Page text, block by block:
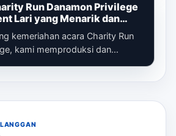
Run Danamon Privilege
Lari yang Menarik dan
kemeriahan acara Charity Run
kami memproduksi dan